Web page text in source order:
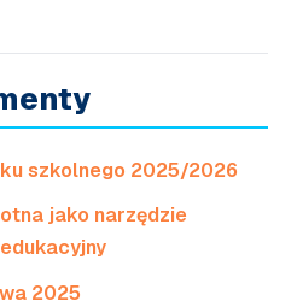
szkolnego 2025/2026
jako narzędzie
2025